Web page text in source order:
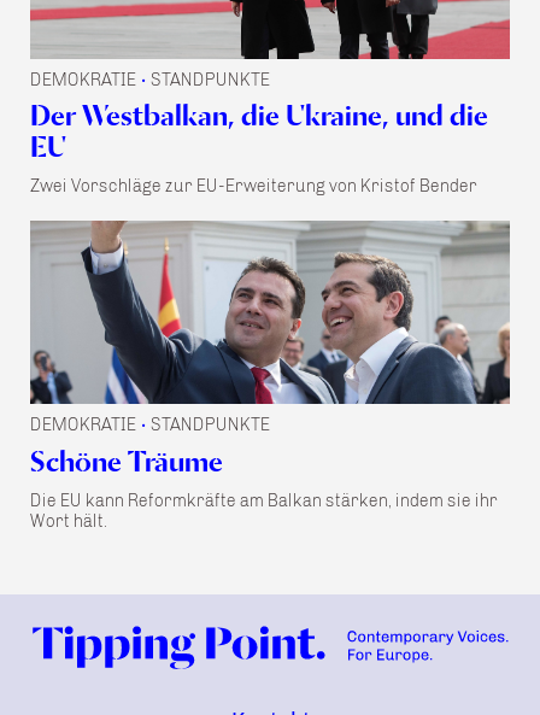
DEMOKRATIE • STANDPUNKTE
Der Westbalkan, die Ukraine, und die
EU
Zwei Vorschläge zur EU-Erweiterung von Kristof Bender
DEMOKRATIE • STANDPUNKTE
Schöne Träume
Die EU kann Reformkräfte am Balkan stärken, indem sie ihr
Wort hält.